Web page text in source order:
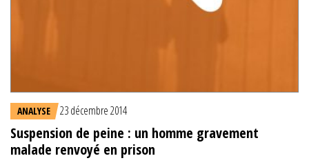
ANALYSE 23 décembre 2014
Suspension de peine : un homme gravement
malade renvoyé en prison